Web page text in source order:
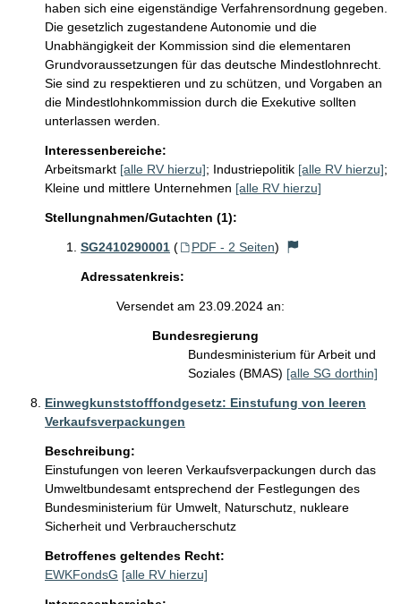
haben sich eine eigenständige Verfahrensordnung gegeben.
Die gesetzlich zugestandene Autonomie und die
Unabhängigkeit der Kommission sind die elementaren
Grundvoraussetzungen für das deutsche Mindestlohnrecht.
Sie sind zu respektieren und zu schützen, und Vorgaben an
die Mindestlohnkommission durch die Exekutive sollten
unterlassen werden.
Interessenbereiche:
Arbeitsmarkt [alle RV hierzu]; Industriepolitik [alle RV hierzu];
Kleine und mittlere Unternehmen [alle RV hierzu]
Stellungnahmen/Gutachten (1):
SG2410290001 ( PDF - 2 Seiten)
Adressatenkreis:
Versendet am 23.09.2024 an:
Bundesregierung
Bundesministerium für Arbeit und
Soziales (BMAS) [alle SG dorthin]
Einwegkunststofffondgesetz: Einstufung von leeren
Verkaufsverpackungen
Beschreibung:
Einstufungen von leeren Verkaufsverpackungen durch das
Umweltbundesamt entsprechend der Festlegungen des
Bundesministerium für Umwelt, Naturschutz, nukleare
Sicherheit und Verbraucherschutz
Betroffenes geltendes Recht:
EWKFondsG [alle RV hierzu]